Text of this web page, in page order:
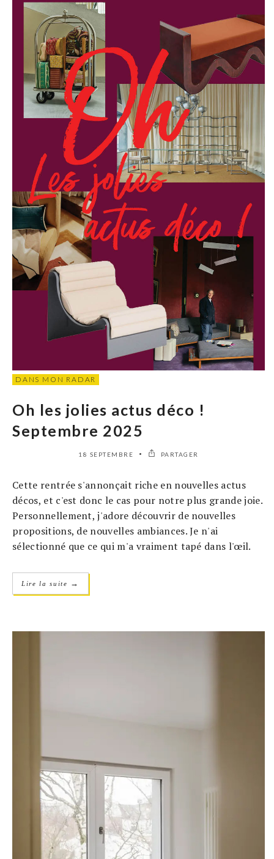
DANS MON RADAR
Oh les jolies actus déco !
Septembre 2025
18 SEPTEMBRE PARTAGER
Cette rentrée s'annonçait riche en nouvelles actus
décos, et c'est donc le cas pour notre plus grande joie.
Personnellement, j'adore découvrir de nouvelles
propositions, de nouvelles ambiances. Je n'ai
sélectionné que ce qui m'a vraiment tapé dans l'œil.
Lire la suite →